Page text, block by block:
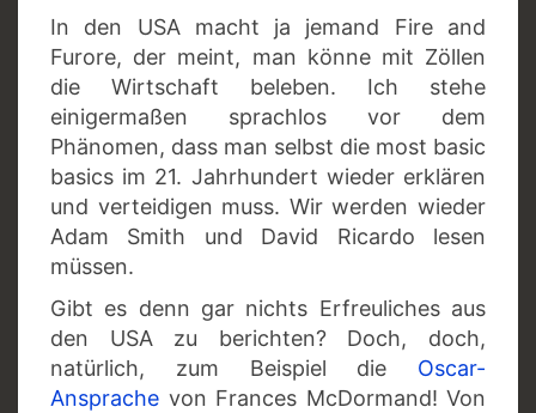
In den USA macht ja jemand Fire and
Furore, der meint, man könne mit Zöllen
die Wirtschaft beleben. Ich stehe
einigermaßen sprachlos vor dem
Phänomen, dass man selbst die most basic
basics im 21. Jahrhundert wieder erklären
und verteidigen muss. Wir werden wieder
Adam Smith und David Ricardo lesen
müssen.
Gibt es denn gar nichts Erfreuliches aus
den USA zu berichten? Doch, doch,
natürlich, zum Beispiel die Oscar-
Ansprache von Frances McDormand! Von